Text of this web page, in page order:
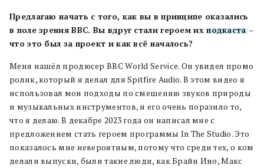
Предлагаю начать с того, как вы в принципе оказались
в поле зрения BBC. Вы вдруг стали героем ихподкаста–
что это был за проект и как всё началось?
Меня нашёл продюсер BBC World Service. Он увидел промо
ролик, который я делал для Spitfire Audio. В этом видео я
использовал мои подходы по смешению звуков природы
и музыкальных инструментов, и его очень поразило то,
что я делаю. В декабре 2023 года он написал мне с
предложением стать героем программы In The Studio. Это
показалось мне невероятным, потому что среди тех, о ком
делали выпуски, были такие люди, как Брайн Ино, Макс